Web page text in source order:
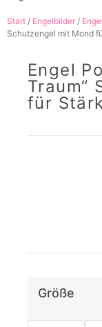
Start / Engelbilder /
Schutzengel mit Mond
Engel
Traum“
für
Größe